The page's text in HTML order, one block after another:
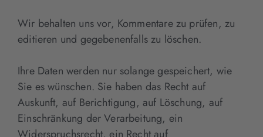
Wir behalten uns vor, Kommentare zu prüfen, zu
editieren und gegebenenfalls zu löschen.
Ihre Daten werden nur solange gespeichert, wie
Sie es wünschen. Sie haben das Recht auf
Auskunft, auf Berichtigung, auf Löschung, auf
Einschränkung der Verarbeitung, ein
Widerspruchsrecht, ein Recht auf